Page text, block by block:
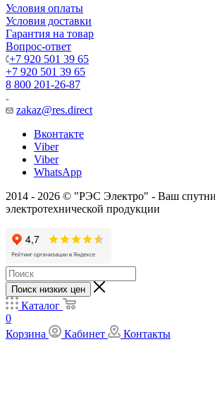
Условия оплаты
Условия доставки
Гарантия на товар
Вопрос-ответ
+7 920 501 39 65
+7 920 501 39 65
8 800 201-26-87
zakaz@res.direct
Вконтакте
Viber
Viber
WhatsApp
2014 - 2026 © "РЭС Электро" - Ваш
электротехнической продукции
Поиск низких цен
Каталог
0
Корзина
Кабинет Контакты